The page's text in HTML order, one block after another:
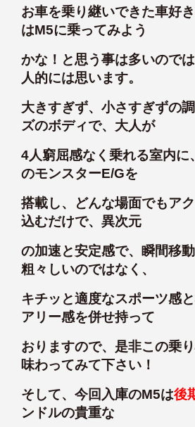
お車を乗り継いできた車好
はM5に乗ってみよう
かな！と思う事は多いので
人的には思います。
大きすぎず、小さすぎずの
ズのボディで、大人が
4人窮屈感なく乗れる室内に
のモンスターE/Gを
搭載し、どんな場面でもア
込むだけで、異次元
の加速と安定感で、瞬間移
粗々しいのではなく、
キチッと適度なスポーツ感
アリー感を併せ持って
おりますので、是非この乗
味わってみて下さい！
そして、今回入庫のM5は後
ンドルの貴重な